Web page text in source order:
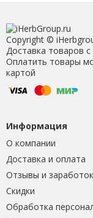
Copyright ©
Доставка товаров
Оплатить товары
картой
Информация
О компании
Доставка и оплата
Отзывы и заработок
Скидки
Обработка